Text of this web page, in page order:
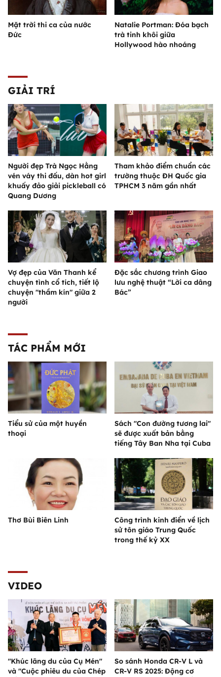
Mặt trời thi ca của nước
Đức
Natalie Portman: Đóa bạch
trà tinh khôi giữa
Hollywood hào nhoáng
GIẢI TRÍ
Người đẹp Trà Ngọc Hằng
vén váy thi đấu, dàn hot girl
khuấy đảo giải pickleball có
Quang Dương
Tham khảo điểm chuẩn các
trường thuộc ĐH Quốc gia
TPHCM 3 năm gần nhất
Vợ đẹp của Văn Thanh kể
chuyện tình cổ tích, tiết lộ
chuyện "thầm kín" giữa 2
người
Đặc sắc chương trình Giao
lưu nghệ thuật “Lời ca dâng
Bác”
TÁC PHẨM MỚI
Tiểu sử của một huyền
thoại
Sách "Con đường tương lai"
sẽ được xuất bản bằng
tiếng Tây Ban Nha tại Cuba
Thơ Bùi Biên Linh
Công trình kinh điển về lịch
sử tôn giáo Trung Quốc
trong thế kỷ XX
VIDEO
"Khúc lãng du của Cụ Mén"
và "Cuộc phiêu du của Chép
So sánh Honda CR-V L và
CR-V RS 2025: Động cơ